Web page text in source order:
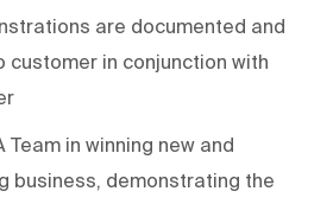
are documented and
customer in conjunction with
Team in winning new and
business, demonstrating the